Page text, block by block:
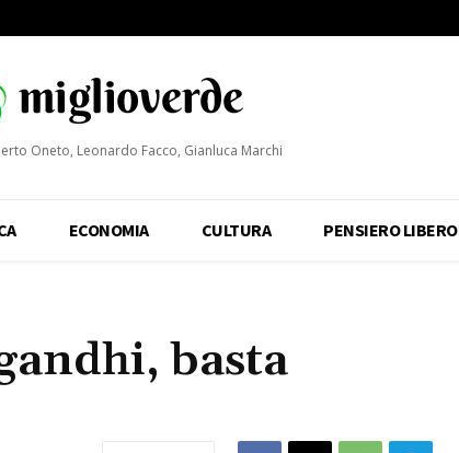
Oneto, Leonardo Facco, Gianluca Marchi
ECONOMIA CULTURA PENSIERO LIBERO
basta